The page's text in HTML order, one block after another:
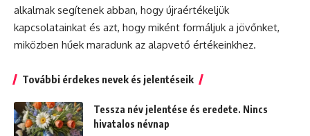
alkalmak segítenek abban, hogy újraértékeljük
kapcsolatainkat és azt, hogy miként formáljuk a jövőnket,
miközben hűek maradunk az alapvető értékeinkhez.
További érdekes nevek és jelentéseik
Tessza név jelentése és eredete. Nincs
hivatalos névnap